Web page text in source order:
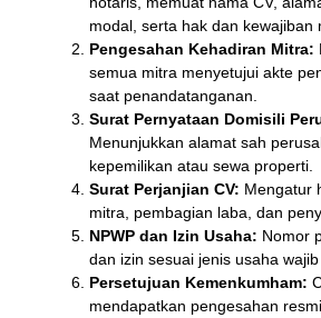
modal, serta hak dan kewajiban
Pengesahan Kehadiran Mitra:
semua mitra menyetujui akte
saat penandatanganan.
Surat Pernyataan Domisili
Menunjukkan alamat sah
kepemilikan atau sewa properti.
Surat Perjanjian CV: Mengatur
mitra, pembagian laba, dan
NPWP dan Izin Usaha: Nomor
dan izin sesuai jenis usaha wajib
Persetujuan Kemenkumham:
mendapatkan pengesahan